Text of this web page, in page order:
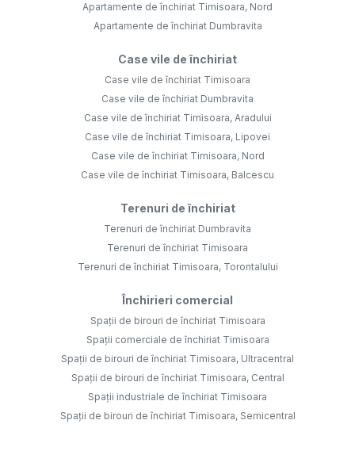
Apartamente de închiriat Timisoara, Nord
Apartamente de închiriat Dumbravita
Case vile de închiriat
Case vile de închiriat Timisoara
Case vile de închiriat Dumbravita
Case vile de închiriat Timisoara, Aradului
Case vile de închiriat Timisoara, Lipovei
Case vile de închiriat Timisoara, Nord
Case vile de închiriat Timisoara, Balcescu
Terenuri de închiriat
Terenuri de închiriat Dumbravita
Terenuri de închiriat Timisoara
Terenuri de închiriat Timisoara, Torontalului
Închirieri comercial
Spații de birouri de închiriat Timisoara
Spații comerciale de închiriat Timisoara
Spații de birouri de închiriat Timisoara, Ultracentral
Spații de birouri de închiriat Timisoara, Central
Spații industriale de închiriat Timisoara
Spații de birouri de închiriat Timisoara, Semicentral